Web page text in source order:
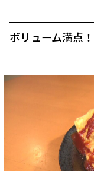
ボリューム満点